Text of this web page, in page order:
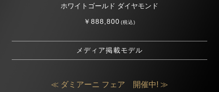
ホワイトゴールド ダイヤモンド
￥888,800(税込)
メディア掲載モデル
≪ ダミアーニ フェア 開催中! ≫